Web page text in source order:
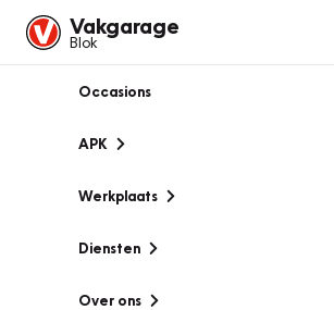
Vakgarage
Blok
Occasions
APK
Werkplaats
Diensten
Over ons